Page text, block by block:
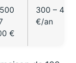
€
300 – 450
€/an